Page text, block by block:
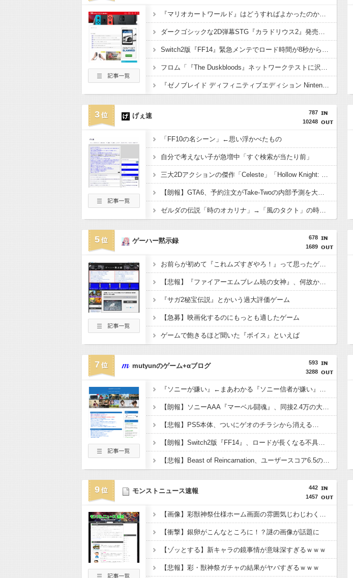
『マリオカートワールド』はどうすればよかったのか…
ダークゴシックな2D弾幕STG『カラドリウス2』発売決定！
Switch2版『FF14』緊急メンテでロード時間が8秒から6秒に
フロム「『The Duskbloods』ネットワークテストに沢山のご応募をいただき誠にありがとうございました｡」
『ゼノブレイド ディフィニティブエディション Nintendo Switch 2 Edition』3,713 本
3
787
10248
げぇ速
「FF10の名シーン」←思い浮かべたもの
自分で考えない子が急増中「すぐ検索が当たり前」
三大2Dアクションの傑作「Celeste」「Hollow Knight: Silksong」あとひとつは？
【朗報】GTA6、予約注文がTake-Twoの内部予測を大幅に上回る
ゼルダの伝説「時のオカリナ」→「風のタクト」の時の空気感を知りたい
5
678
1689
ゲーハー黙示録
お前らが初めて『これムズすぎやろ！』って思ったゲームは何？
【悲報】『ファイアーエムブレム暁の女神』、何故か語られない
『サガ2秘宝伝説』とかいう過大評価ゲーム
【急募】映画化するのにもっとも適したゲーム
ゲームで飽きるほど聞いた『ボイス』といえば
7
593
3288
mutyunのゲーム+αブログ
『ソニーが嫌い』←まあわかる『ソニー信者が嫌い』←まあわかる『任天堂信者が嫌い』←まあわかる
【朗報】ソニーAAA『マーベル闘魂』、同接2.4万の大盛況ｗｗｗｗｗｗ
【悲報】PS5本体、ついにゲオのチラシから消える…
【朗報】Switch2版『FF14』、ロードが長くなる不具合の修正パッチを本日配信
【悲報】Beast of Reincarnation、ユーザースコア6.5のクソゲー評価へ
9
442
1457
モンストニュース速報
【画像】彩獣神祭仕様ホーム画面の雰囲気じわじわくるｗｗｗ
【衝撃】銀卵がこんなところに！？謎の画像が話題に
【ゾッとする】新キャラの鏡事情が意味深すぎるｗｗｗ
【悲報】彩・獣神祭ガチャの結果がヤバすぎるｗｗｗ